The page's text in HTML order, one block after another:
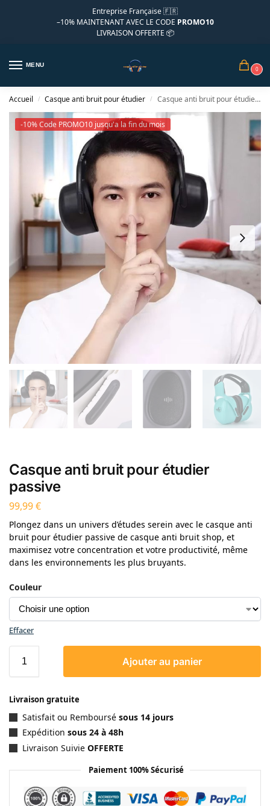
Entreprise Française 🇫🇷
–10% MAINTENANT AVEC LE CODE PROMO10
LIVRAISON OFFERTE 📦
MENU
0
Accueil / Casque anti bruit pour étudier / Casque anti bruit pour étudier passive
-10% Code PROMO10 jusqu'a la fin du mois
Casque anti bruit pour étudier
passive
99,99€
Plongez dans un univers d’études serein avec le casque anti
bruit pour étudier passive de casque anti bruit shop, et
maximisez votre concentration et votre productivité, même
dans les environnements les plus bruyants.
Couleur
Effacer
Ajouter au panier
Livraison gratuite
Satisfait ou Remboursé sous 14 jours
Expédition sous 24 à 48h
Livraison Suivie OFFERTE
Paiement 100% Sécurisé